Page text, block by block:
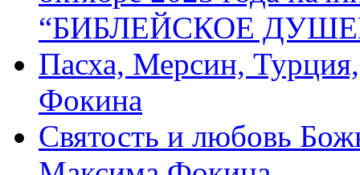
“БИБЛЕЙСКОЕ
Пасха, Мерсин,
Фокина
Святость и любовь